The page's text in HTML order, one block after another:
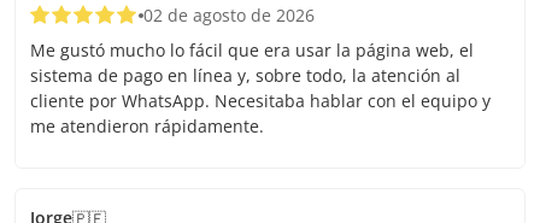
02 de agosto de 2026
Me gustó mucho lo fácil que era usar la página web, el
sistema de pago en línea y, sobre todo, la atención al
cliente por WhatsApp. Necesitaba hablar con el equipo y
me atendieron rápidamente.
Jorge